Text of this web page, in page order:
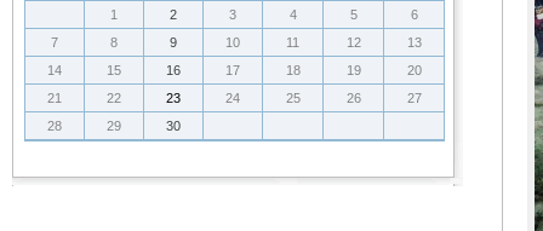
1 2 3 4 5
6
7
8 9 10 11 12
13
14
15 16 17 18 19
20
21
22 23 24 25 26
27
28
29 30